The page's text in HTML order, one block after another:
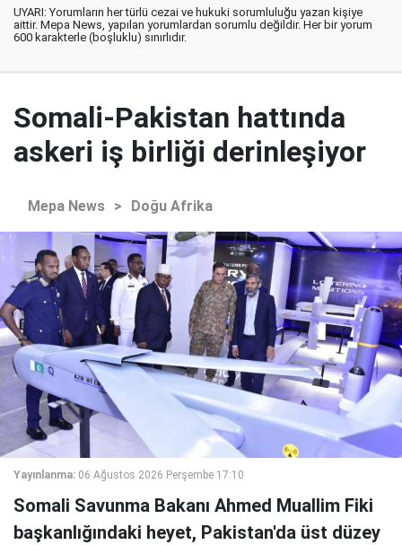
UYARI: Yorumların her türlü cezai ve hukuki sorumluluğu yazan kişiye
aittir. Mepa News, yapılan yorumlardan sorumlu değildir. Her bir yorum
600 karakterle (boşluklu) sınırlıdır.
Somali-Pakistan hattında
askeri iş birliği derinleşiyor
Mepa News > Doğu Afrika
Yayınlanma: 06 Ağustos 2026 Perşembe 17:10
Somali Savunma Bakanı Ahmed Muallim Fiki
başkanlığındaki heyet, Pakistan'da üst düzey